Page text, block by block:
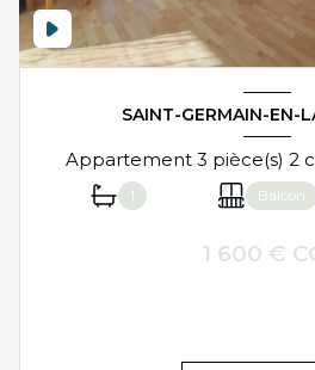
SAINT-GERMAIN-EN-
1 Balcon
1 600 €